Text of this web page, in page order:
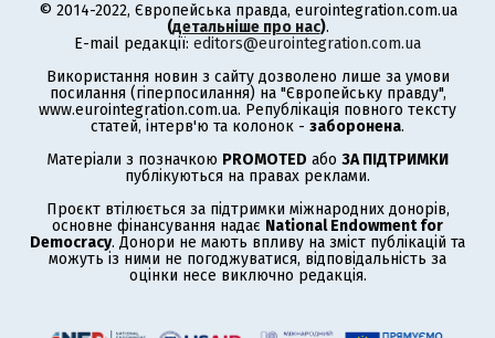
© 2014-2022, Європейська правда, eurointegration.com.ua
(детальніше про нас).
E-mail редакції: editors@eurointegration.com.ua
Використання новин з сайту дозволено лише за умови
посилання (гіперпосилання) на "Європейську правду",
www.eurointegration.com.ua. Републікація повного тексту
статей, інтерв'ю та колонок - заборонена.
Матеріали з позначкою PROMOTED або ЗА ПІДТРИМКИ
публікуються на правах реклами.
Проєкт втілюється за підтримки міжнародних донорів,
основне фінансування надає National Endowment for
Democracy. Донори не мають впливу на зміст публікацій та
можуть із ними не погоджуватися, відповідальність за
оцінки несе виключно редакція.